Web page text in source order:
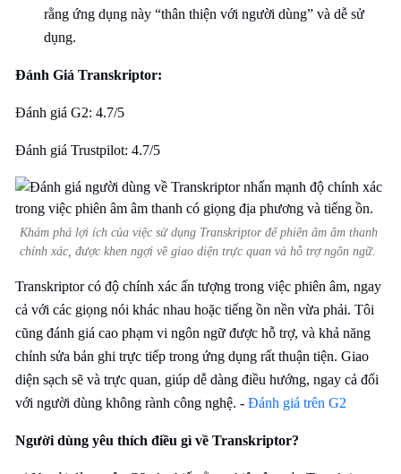
rằng ứng dụng này “thân thiện với người dùng” và dễ sử
dụng.
Đánh Giá Transkriptor:
Đánh giá G2: 4.7/5
Đánh giá Trustpilot: 4.7/5
Khám phá lợi ích của việc sử dụng Transkriptor để phiên âm âm thanh
chính xác, được khen ngợi về giao diện trực quan và hỗ trợ ngôn ngữ.
Transkriptor có độ chính xác ấn tượng trong việc phiên âm, ngay
cả với các giọng nói khác nhau hoặc tiếng ồn nền vừa phải. Tôi
cũng đánh giá cao phạm vi ngôn ngữ được hỗ trợ, và khả năng
chỉnh sửa bản ghi trực tiếp trong ứng dụng rất thuận tiện. Giao
diện sạch sẽ và trực quan, giúp dễ dàng điều hướng, ngay cả đối
với người dùng không rành công nghệ. - Đánh giá trên G2
Người dùng yêu thích điều gì về Transkriptor?